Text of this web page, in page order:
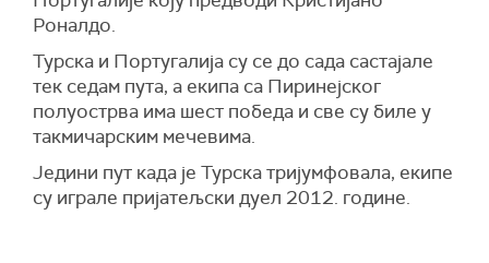
Роналдо.
Турска и Португалија су се до сада састајале
тек седам пута, а екипа са Пиринејског
полуострва има шест победа и све су биле у
такмичарским мечевима.
Једини пут када је Турска тријумфовала, екипе
су играле пријатељски дуел 2012. године.